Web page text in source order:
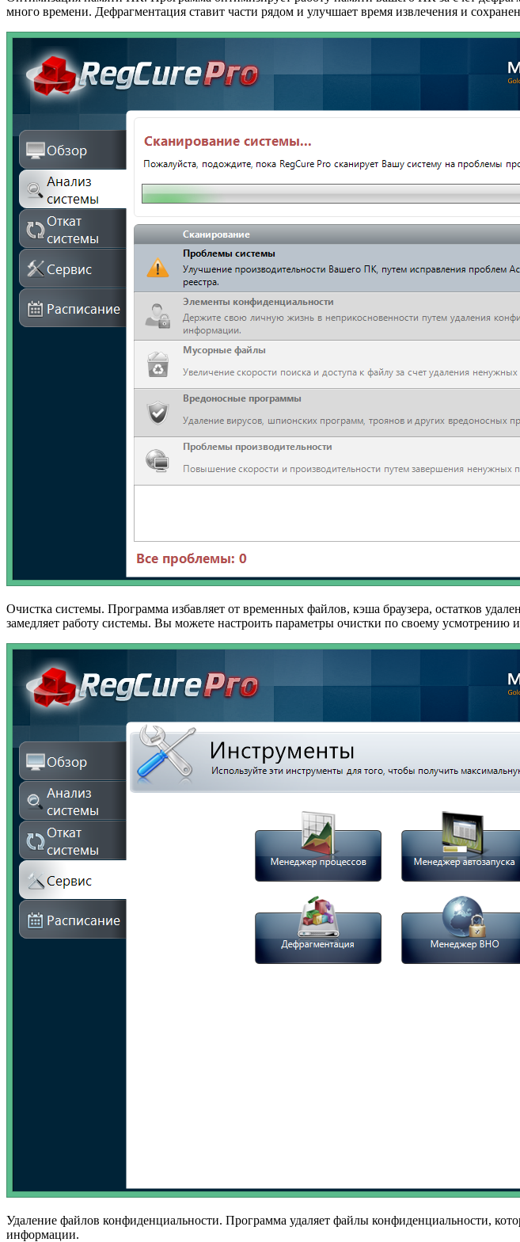
много времени. Дефрагментация ставит части рядом и улучшает время извлечения и
Очистка системы. Программа избавляет от временных файлов, кэша браузера, остатков
замедляет работу системы. Вы можете настроить параметры очистки по своему усмотрению
Удаление файлов конфиденциальности. Программа удаляет файлы конфиденциальности,
информации.